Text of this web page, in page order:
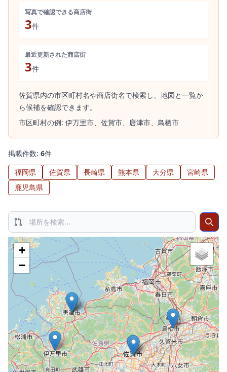
写真で確認できる商店街
3件
最近更新された商店街
3件
佐賀県内の市区町村名や商店街名で検索し、地図と一覧か
ら候補を確認できます。
市区町村の例: 伊万里市、 佐賀市、 唐津市、 鳥栖市
掲載件数: 6件
福岡県
佐賀県 長崎県 熊本県 大分県
宮崎県
鹿児島県
Search
+
−